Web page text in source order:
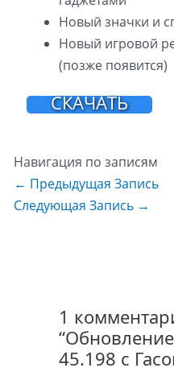
Новый значки и
Новый игровой
(позже появится)
СКАЧАТЬ
Навигация по записям
← Предыдущая Запись
Следующая Запись →
1
45.198 с